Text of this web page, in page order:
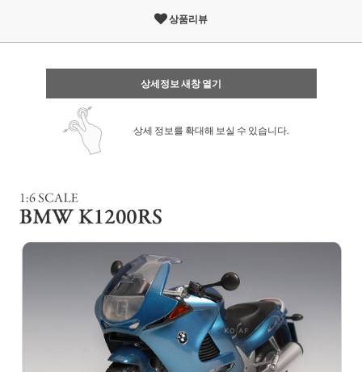
상품리뷰
상세정보 새창 열기
상세 정보를 확대해 보실 수 있습니다.